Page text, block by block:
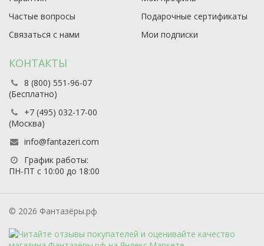
Частые вопросы
Связаться с нами
Подарочные сертификаты
Мои подписки
КОНТАКТЫ
8 (800) 551-96-07
(Бесплатно)
+7 (495) 032-17-00
(Москва)
info@fantazeri.com
График работы:
ПН-ПТ с 10:00 до 18:00
© 2026 Фантазёры.рф